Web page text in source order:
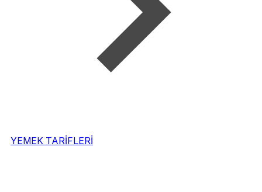
YEMEK TARİFLERİ